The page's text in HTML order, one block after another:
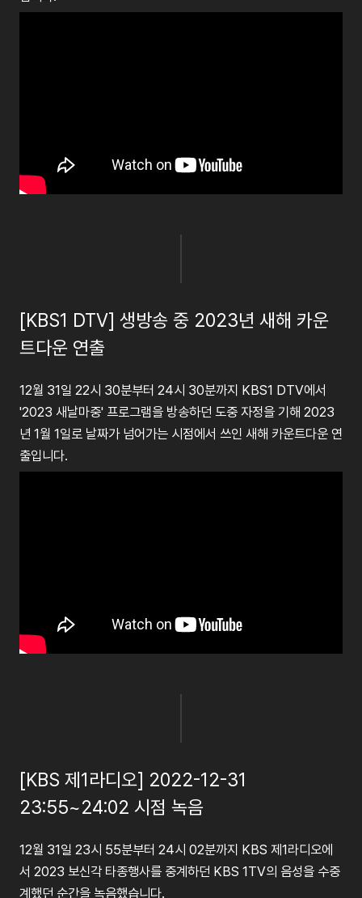
[KBS1 DTV] 생방송 중 2023년 새해 카운
트다운 연출
12월 31일 22시 30분부터 24시 30분까지 KBS1 DTV에서
'2023 새날마중' 프로그램을 방송하던 도중 자정을 기해 2023
년 1월 1일로 날짜가 넘어가는 시점에서 쓰인 새해 카운트다운 연
출입니다.
[KBS 제1라디오] 2022-12-31
23:55~24:02 시점 녹음
12월 31일 23시 55분부터 24시 02분까지 KBS 제1라디오에
서 2023 보신각 타종행사를 중계하던 KBS 1TV의 음성을 수중
계했던 순간을 녹음했습니다.